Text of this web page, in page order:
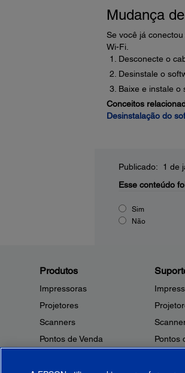
Mudança
Se você já
Wi-Fi.
Desconecte o
Desinstale o
Baixe e instale o
Conceitos
Desinstalação do
Publicado: 1 de
Esse conteúdo
Sim
Não
Produtos
Impressoras
Projetores
Scanners
Pontos de Venda
Pontos